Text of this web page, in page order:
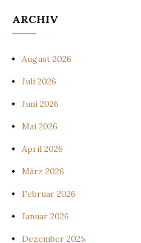
ARCHIV
August 2026
Juli 2026
Juni 2026
Mai 2026
April 2026
März 2026
Februar 2026
Januar 2026
Dezember 2025